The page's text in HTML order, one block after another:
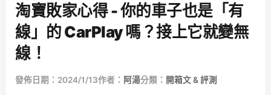
淘寶敗家心得 - 你的車子也是「有
線」的 CarPlay 嗎？接上它就變無
線！
發佈日期：2024/1/13作者： 阿湯分類： 開箱文 & 評測